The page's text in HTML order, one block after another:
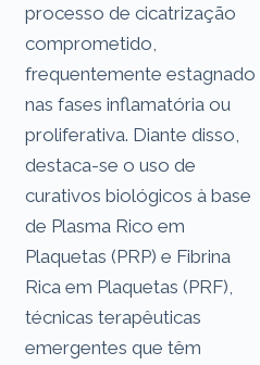
processo de cicatrização
comprometido,
frequentemente estagnado
nas fases inflamatória ou
proliferativa. Diante disso,
destaca-se o uso de
curativos biológicos à base
de Plasma Rico em
Plaquetas (PRP) e Fibrina
Rica em Plaquetas (PRF),
técnicas terapêuticas
emergentes que têm